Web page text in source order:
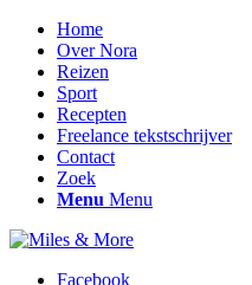
Home
Over Nora
Reizen
Sport
Recepten
Freelance tekstschrijver
Contact
Zoek
Menu Menu
Facebook